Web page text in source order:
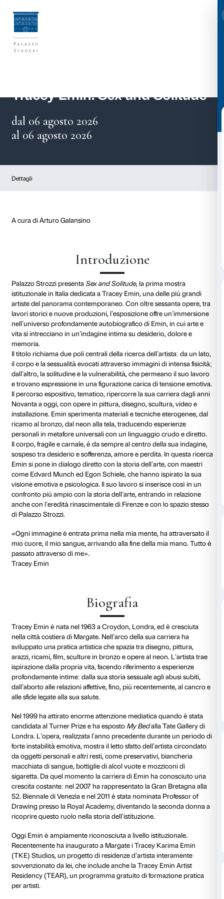
al
Tracey Emin. Sex and
dal 06 agosto 2026
al 06 agosto 2026
A cura di Arturo Galansino
Introduzione
Palazzo Strozzi presentaSex and Solitude, la prima
istituzionale in Italia dedicata a Tracey Emin, una
artiste del panorama contemporaneo. Con oltre
lavori storici e nuove produzioni, l’esposizione offre
nell’universo profondamente autobiografico di
vita si intrecciano in un’indagine intima su desiderio,
memoria.
Il titolo richiama due poli centrali della ricerca
il corpo e la sessualità evocati attraverso immagini
dall’altro, la solitudine e la vulnerabilità, che
e trovano espressione in una figurazione carica di
Novanta a oggi, con opere in pittura, disegno,
installazione. Emin sperimenta materiali e tecniche
ricamo al bronzo, dal neon alla tela, traducendo
sospeso tra desiderio e sofferenza, amore e perdita.
Emin si pone in dialogo diretto con la storia
come Edvard Munch ed Egon Schiele, che hanno
visione emotiva e psicologica. Il suo lavoro si
confronto più ampio con la storia dell’arte, entrando
anche con l’eredità rinascimentale di Firenze e con
di Palazzo Strozzi.
«Ogni immagine è entrata prima nella mia mente,
mio cuore, il mio sangue, arrivando alla fine della
passato attraverso di me».
Tracey Emin
Biografia
Tracey Emin è nata nel 1963 a Croydon, Londra, ed
nella città costiera di Margate. Nell’arco della sua
sviluppato una pratica artistica che spazia tra
arazzi, ricami, film, sculture in bronzo e opere al
ispirazione dalla propria vita, facendo riferimento a